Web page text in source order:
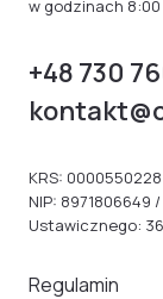
Regulamin
w godzinach 8:00
+48 730
KRS: 0000550228
NIP: 8971806649
Ustawicznego: